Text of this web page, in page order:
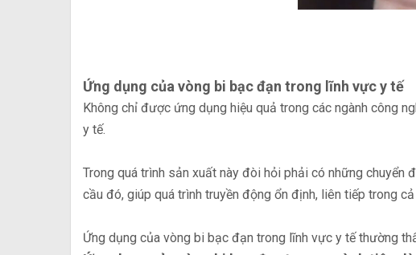
Ứng dụng của vòng bi bạc đạn trong lĩnh vực y tế
Không chỉ được ứng dụng hiệu quả trong các ngành công
y tế.
Trong quá trình sản xuất này đòi hỏi phải có những
cầu đó, giúp quá trình truyền động ổn định, liên tiếp trong
Ứng dụng của vòng bi bạc đạn trong lĩnh vực y tế thường